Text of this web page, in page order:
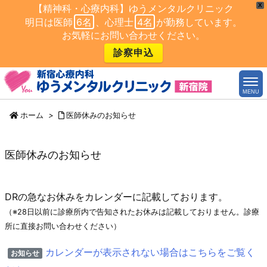
X
【精神科・心療内科】ゆうメンタルクリニック
明日は医師 6名 、心理士 4名 が勤務しています。
お気軽にお問い合わせください。
診察申込
MENU
ホーム > 医師休みのお知らせ
医師休みのお知らせ
DRの急なお休みをカレンダーに記載しております。
（※28日以前に診療所内で告知されたお休みは記載しておりません。診療
所に直接お問い合わせください）
お知らせ
カレンダーが表示されない場合はこちらをご覧く